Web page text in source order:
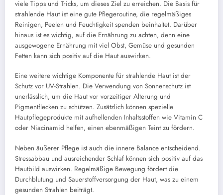
viele Tipps und Tricks, um dieses Ziel zu erreichen. Die Basis für
strahlende Haut ist eine gute Pflegeroutine, die regelmäßiges
Reinigen, Peelen und Feuchtigkeit spenden beinhaltet. Darüber
hinaus ist es wichtig, auf die Ernährung zu achten, denn eine
ausgewogene Ernährung mit viel Obst, Gemüse und gesunden
Fetten kann sich positiv auf die Haut auswirken.
Eine weitere wichtige Komponente für strahlende Haut ist der
Schutz vor UV-Strahlen. Die Verwendung von Sonnenschutz ist
unerlässlich, um die Haut vor vorzeitiger Alterung und
Pigmentflecken zu schützen. Zusätzlich können spezielle
Hautpflegeprodukte mit aufhellenden Inhaltsstoffen wie Vitamin C
oder Niacinamid helfen, einen ebenmäßigen Teint zu fördern.
Neben äußerer Pflege ist auch die innere Balance entscheidend.
Stressabbau und ausreichender Schlaf können sich positiv auf das
Hautbild auswirken. Regelmäßige Bewegung fördert die
Durchblutung und Sauerstoffversorgung der Haut, was zu einem
gesunden Strahlen beiträgt.